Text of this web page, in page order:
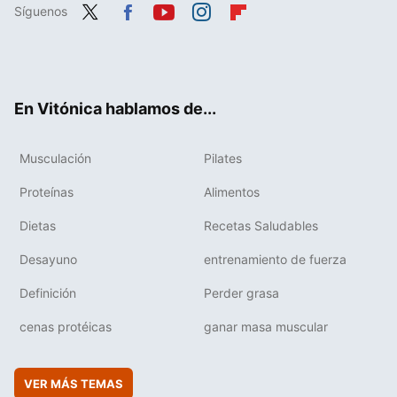
Síguenos
En Vitónica hablamos de...
Musculación Pilates
Proteínas Alimentos
Dietas Recetas Saludables
Desayuno entrenamiento de fuerza
Definición Perder grasa
cenas protéicas ganar masa muscular
VER MÁS TEMAS